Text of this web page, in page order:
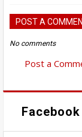
POST A
No comments
Post a